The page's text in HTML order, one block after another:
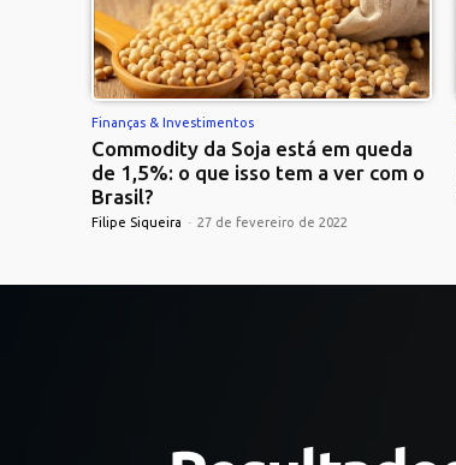
Finanças & Investimentos
Commodity da Soja está em queda
de 1,5%: o que isso tem a ver com o
Brasil?
Filipe Siqueira - 27 de fevereiro de 2022